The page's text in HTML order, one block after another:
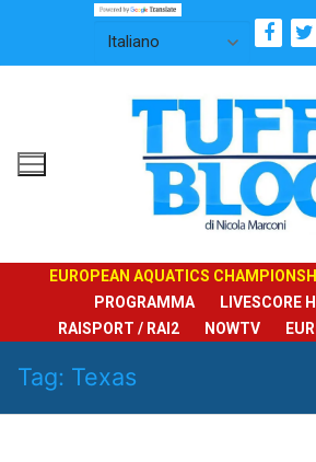
contenuto
EUROPEAN AQUATICS
PROGRAMMA
LIVESCORE
RAISPORT / RAI2
NOWTV
Tag: Texas